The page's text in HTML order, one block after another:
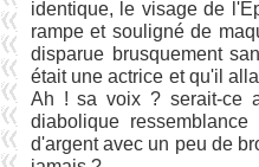
identique, le visage de
rampe et souligné de
disparue brusquement
était une actrice et qu'il
Ah ! sa voix ? serait-ce
diabolique
d'argent avec un peu de